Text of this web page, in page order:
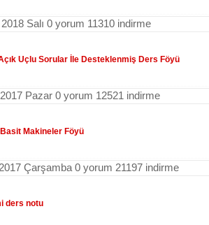
2018 Salı 0 yorum 11310 indirme
Açık Uçlu Sorular İle Desteklenmiş Ders Föyü
Pazar 0 yorum 12521 indirme
Basit Makineler Föyü
Çarşamba 0 yorum 21197 indirme
ders notu